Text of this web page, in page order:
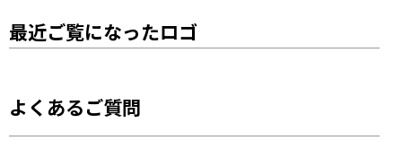
最近ご覧になったロゴ
よくあるご質問